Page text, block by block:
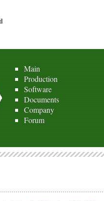
Main
Production
Software
Documents
Company
Forum